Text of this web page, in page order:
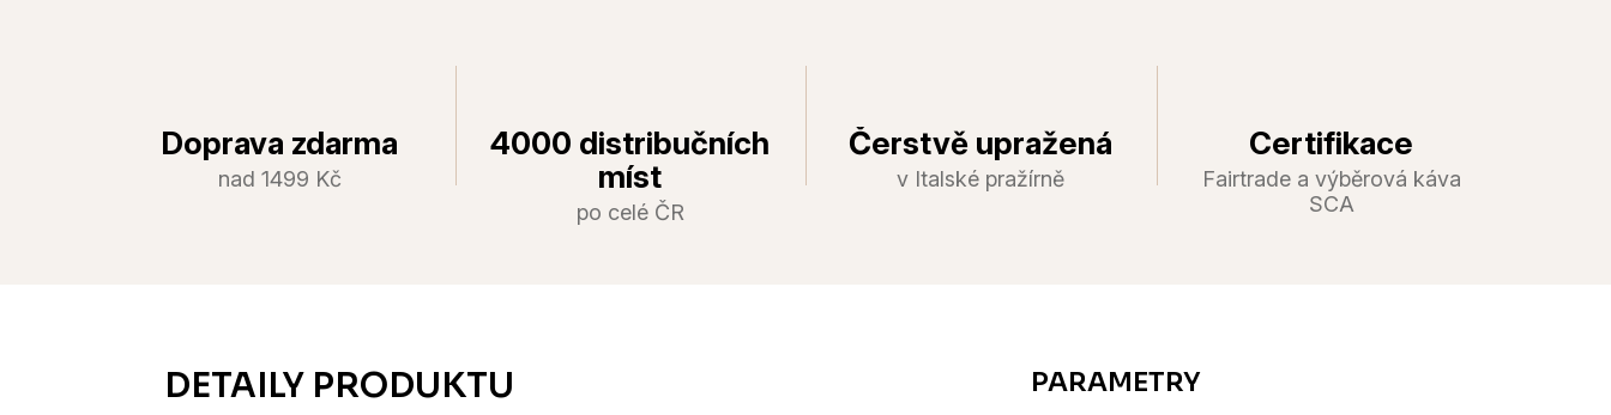
Doprava zdarma
nad 1499 Kč
4000 distribučních
míst
po celé ČR
Čerstvě upražená
v Italské pražírně
Certifikace
Fairtrade a výběrová káva
SCA